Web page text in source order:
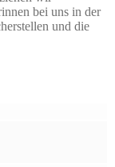
bei uns in der
und die